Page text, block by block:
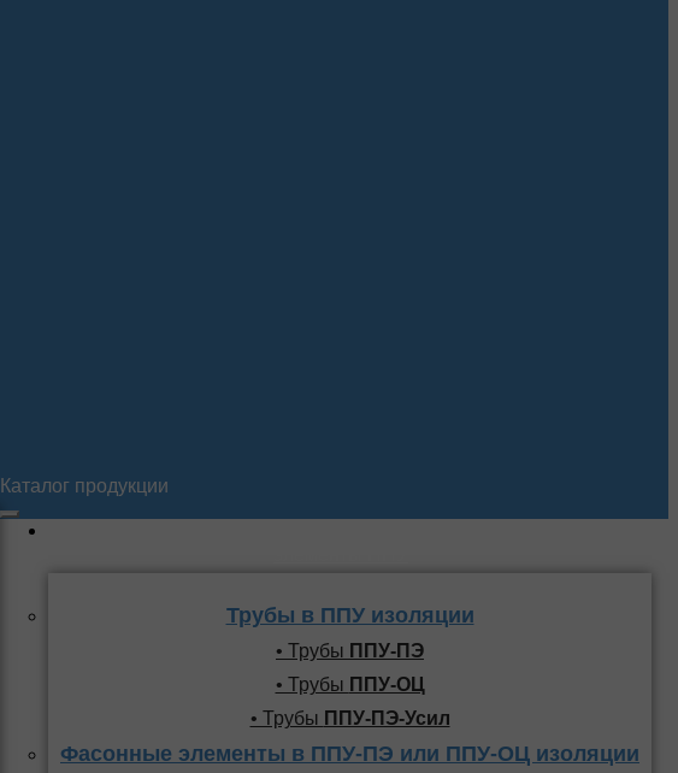
Каталог продукции
Трубы в ППУ изоляции
• Трубы ППУ-ПЭ
• Трубы ППУ-ОЦ
• Трубы ППУ-ПЭ-Усил
Фасонные элементы в ППУ-ПЭ или ППУ-ОЦ изоляции